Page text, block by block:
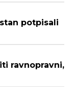
potpisali
ravnopravni,